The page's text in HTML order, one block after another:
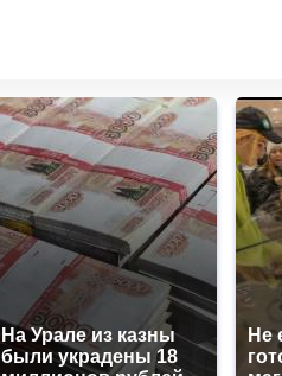
На Урале из казны
были украдены 18
Не